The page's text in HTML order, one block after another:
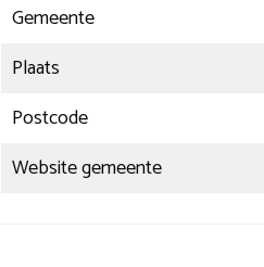
Gemeente
Plaats
Postcode
Website gemeente